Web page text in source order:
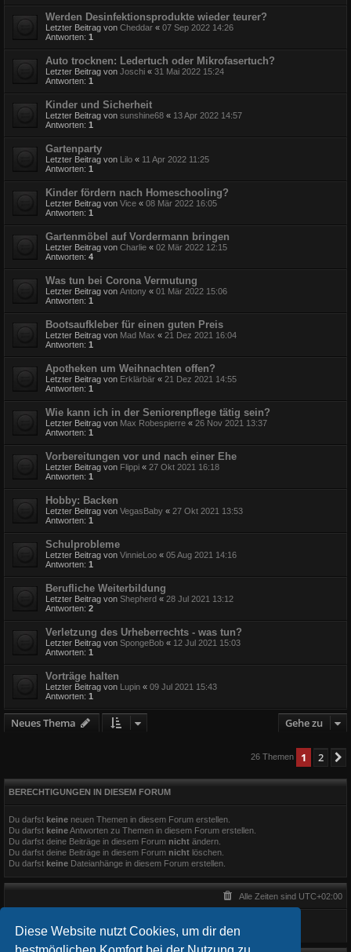
Diese Website nutzt Cookies, um dir den
Werden Desinfektionsprodukte wieder teurer?
Letzter Beitrag von Cheddar « 07 Sep 2022 14:26
Antworten: 1
Auto trocknen: Ledertuch oder Mikrofasertuch?
Letzter Beitrag von Joschi « 31 Mai 2022 15:24
Antworten: 1
Kinder und Sicherheit
Letzter Beitrag von sunshine68 « 13 Apr 2022 14:57
Antworten: 1
Gartenparty
Letzter Beitrag von Lilo « 11 Apr 2022 11:25
Antworten: 1
Kinder fördern nach Homeschooling?
Letzter Beitrag von Vice « 08 Mär 2022 16:05
Antworten: 1
Gartenmöbel auf Vordermann bringen
Letzter Beitrag von Charlie « 02 Mär 2022 12:15
Antworten: 4
Was tun bei Corona Vermutung
Letzter Beitrag von Antony « 01 Mär 2022 15:06
Antworten: 1
Bootsaufkleber für einen guten Preis
Letzter Beitrag von Mad Max « 21 Dez 2021 16:04
Antworten: 1
Apotheken um Weihnachten offen?
Letzter Beitrag von Erklärbär « 21 Dez 2021 14:55
Antworten: 1
Wie kann ich in der Seniorenpflege tätig sein?
Letzter Beitrag von Max Robespierre « 26 Nov 2021 13:37
Antworten: 1
Vorbereitungen vor und nach einer Ehe
Letzter Beitrag von Flippi « 27 Okt 2021 16:18
Antworten: 1
Hobby: Backen
Letzter Beitrag von VegasBaby « 27 Okt 2021 13:53
Antworten: 1
Schulprobleme
Letzter Beitrag von VinnieLoo « 05 Aug 2021 14:16
Antworten: 1
Berufliche Weiterbildung
Letzter Beitrag von Shepherd « 28 Jul 2021 13:12
Antworten: 2
Verletzung des Urheberrechts - was tun?
Letzter Beitrag von SpongeBob « 12 Jul 2021 15:03
Antworten: 1
Vorträge halten
Letzter Beitrag von Lupin « 09 Jul 2021 15:43
Antworten: 1
Neues Thema Gehe zu
26 Themen 1 2
BERECHTIGUNGEN IN DIESEM FORUM
Du darfst keine neuen Themen in diesem Forum erstellen.
Du darfst keineAntworten zu Themen in diesem Forum erstellen.
Du darfst deine Beiträge in diesem Forum nicht ändern.
Du darfst deine Beiträge in diesem Forum nicht löschen.
Du darfst keine Dateianhänge in diesem Forum erstellen.
Alle Zeiten sind UTC+02:00